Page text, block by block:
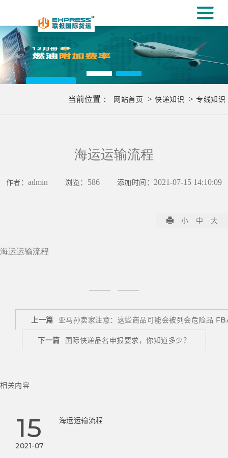
义乌国际专线
当前位置： 网站首页 > 快递知识 > 专线知识
海运运输流程
作者：admin 浏览： 586 添加时间：2021-07-15 14:10:09
小 中 大
海运运输流程
上一篇 亚马孙卖家注意：这些商品可能会被列会危险品
下一篇 国际快递品名申报要求，你知道多少？
相关内容
15
2021-07
海运运输流程